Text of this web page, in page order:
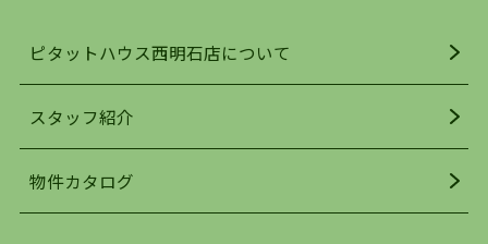
明石駅・西明石駅を中心に、明石市・神戸市西区
でお部屋探している方は、ぜひ当ＨＰにて物件を
お探しになってください。弊社は、スタッフの平
を行っており地域最大級の情報取扱量を誇ってお
ります。店頭で限られた物件をご紹介する、従来
ピタットハウス西明石店について
スタッフ紹介
物件カタログ